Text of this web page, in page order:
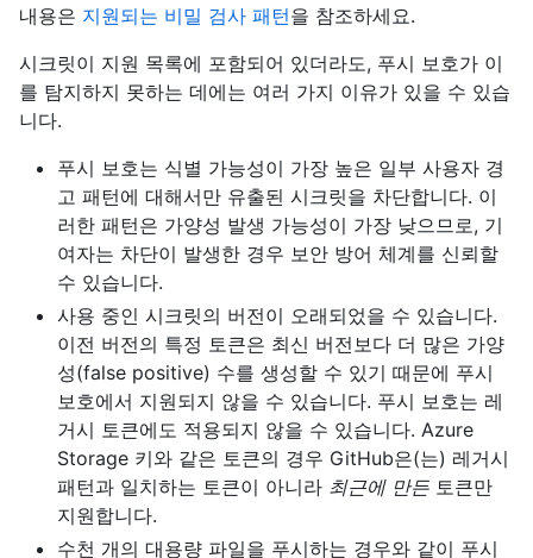
내용은 지원되는 비밀 검사 패턴을 참조하세요.
시크릿이 지원 목록에 포함되어 있더라도, 푸시 보호가 이
를 탐지하지 못하는 데에는 여러 가지 이유가 있을 수 있습
니다.
푸시 보호는 식별 가능성이 가장 높은 일부 사용자 경
고 패턴에 대해서만 유출된 시크릿을 차단합니다. 이
러한 패턴은 가양성 발생 가능성이 가장 낮으므로, 기
여자는 차단이 발생한 경우 보안 방어 체계를 신뢰할
수 있습니다.
사용 중인 시크릿의 버전이 오래되었을 수 있습니다.
이전 버전의 특정 토큰은 최신 버전보다 더 많은 가양
성(false positive) 수를 생성할 수 있기 때문에 푸시
보호에서 지원되지 않을 수 있습니다. 푸시 보호는 레
거시 토큰에도 적용되지 않을 수 있습니다. Azure
Storage 키와 같은 토큰의 경우 GitHub은(는) 레거시
패턴과 일치하는 토큰이 아니라 최근에 만든 토큰만
지원합니다.
수천 개의 대용량 파일을 푸시하는 경우와 같이 푸시